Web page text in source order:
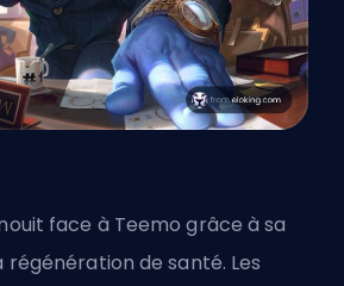
face à Teemo grâce à sa
régénération de santé. Les